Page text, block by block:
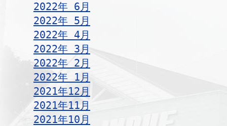
2022年 6月
2022年 5月
2022年 4月
2022年 3月
2022年 2月
2022年 1月
2021年12月
2021年11月
2021年10月